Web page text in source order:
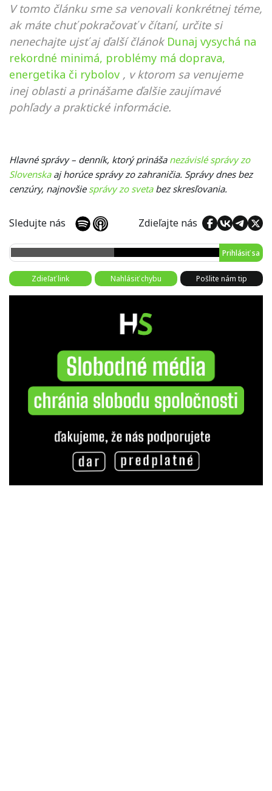
V tomto článku sme sa venovali konkrétnej téme,
ak máte chuť pokračovať v čítaní, určite si
nenechajte ujsť aj ďalší článok Dunaj vysychá na
rekordné minimá, problémy má doprava,
energetika či rybolov , v ktorom sa venujeme
inej oblasti a prinášame ďalšie zaujímavé
pohľady a praktické informácie.
Hlavné správy – denník, ktorý prináša nezávislé správy zo
Slovenskaaj horúce správy zo zahraničia. Správy dnes bez
cenzúry, najnovšie správy zo svetabez skresľovania.
Sledujte nás Zdieľajte nás
Prihlásiť sa
Zdieľať link Nahlásiť chybu Pošlite nám tip